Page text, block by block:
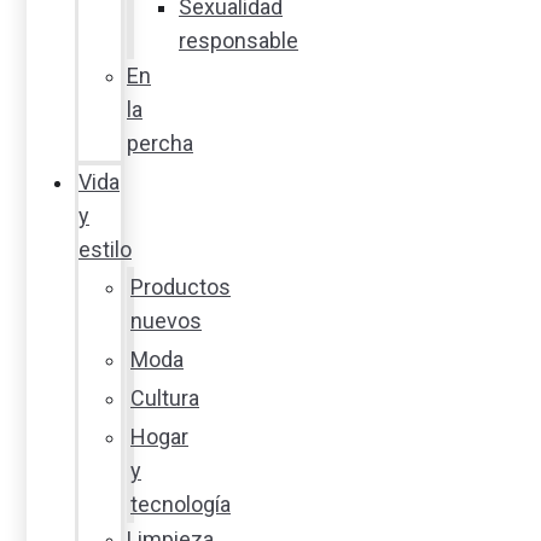
Sexualidad
responsable
En
la
percha
Vida
y
estilo
Productos
nuevos
Moda
Cultura
Hogar
y
tecnología